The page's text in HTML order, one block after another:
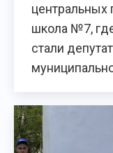
центральных
школа №7,
стали